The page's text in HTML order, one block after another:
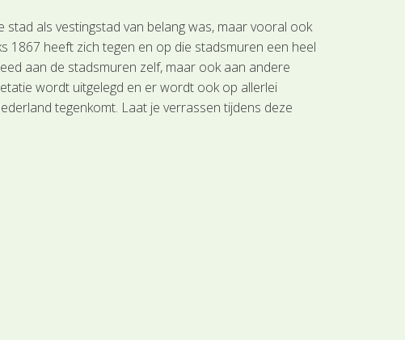
als vestingstad van belang was, maar vooral ook
1867 heeft zich tegen en op die stadsmuren een heel
aan de stadsmuren zelf, maar ook aan andere
wordt uitgelegd en er wordt ook op allerlei
tegenkomt. Laat je verrassen tijdens deze